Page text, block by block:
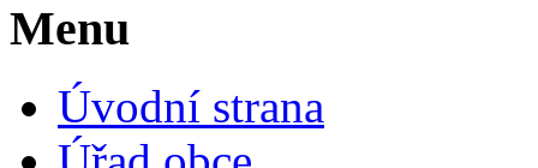
Menu
Úvodní strana